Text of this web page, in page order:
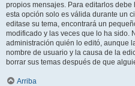
propios mensajes. Para editarlos debe
esta opción solo es válida durante un
editase su tema, encontrará un
modificado y las veces que lo ha sido.
administración quién lo editó, aunque
nombre de usuario y la causa de la
borrar sus temas después de que
Arriba